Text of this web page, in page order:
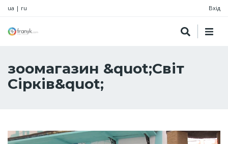
ua | ru Вхід
зоомагазин &quot;Світ
Сірків&quot;